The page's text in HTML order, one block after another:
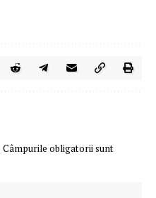
Câmpurile obligatorii sunt